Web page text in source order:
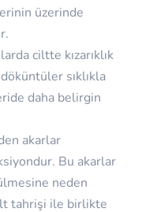
üzerinde
ciltte kızarıklık
sıklıkla
daha belirgin
akarlar
Bu akarlar
neden
tahrişi ile birlikte